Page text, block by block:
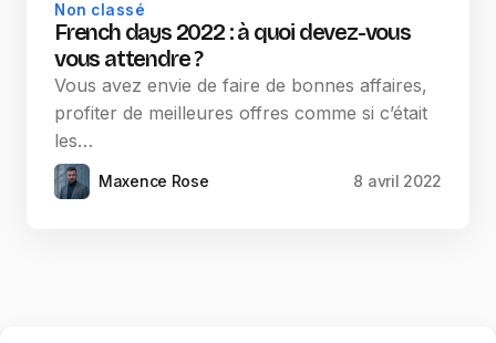
Non classé
French days 2022 : à quoi devez-vous
vous attendre ?
Vous avez envie de faire de bonnes affaires,
profiter de meilleures offres comme si c’était
les…
Maxence Rose 8 avril 2022